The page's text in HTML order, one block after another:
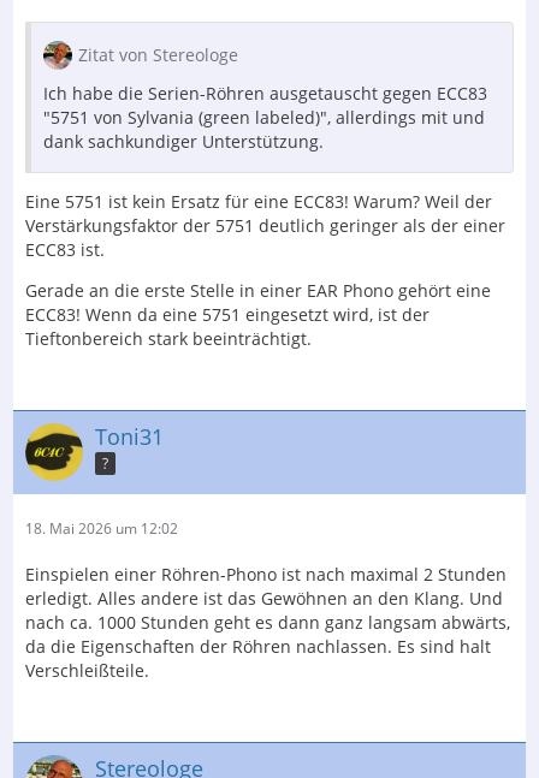
Zitat von Stereologe
Ich habe die Serien-Röhren ausgetauscht gegen ECC83
"5751 von Sylvania (green labeled)", allerdings mit und
dank sachkundiger Unterstützung.
Eine 5751 ist kein Ersatz für eine ECC83! Warum? Weil der
Verstärkungsfaktor der 5751 deutlich geringer als der einer
ECC83 ist.
Gerade an die erste Stelle in einer EAR Phono gehört eine
ECC83! Wenn da eine 5751 eingesetzt wird, ist der
Tieftonbereich stark beeinträchtigt.
Toni31
?
18. Mai 2026 um 12:02
Einspielen einer Röhren-Phono ist nach maximal 2 Stunden
erledigt. Alles andere ist das Gewöhnen an den Klang. Und
nach ca. 1000 Stunden geht es dann ganz langsam abwärts,
da die Eigenschaften der Röhren nachlassen. Es sind halt
Verschleißteile.
Stereologe